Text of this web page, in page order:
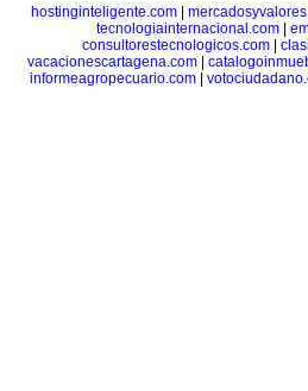
hostinginteligente.com
tecnologiainternacional.com|
consultorestecnologicos.com
vacacionescartagena.com
informeagropecuario.com|